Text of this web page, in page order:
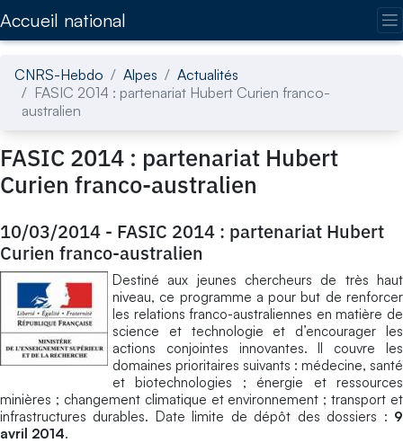
Accueil national
CNRS-Hebdo Alpes
Actualités
FASIC 2014 : partenariat Hubert Curien franco-
australien
FASIC 2014 : partenariat Hubert
Curien franco-australien
10/03/2014 - FASIC 2014 : partenariat Hubert
Curien franco-australien
Destiné aux jeunes chercheurs de très haut
niveau, ce programme a pour but de renforcer
les relations franco-australiennes en matière de
science et technologie et d’encourager les
actions conjointes innovantes. Il couvre les
domaines prioritaires suivants : médecine, santé
et biotechnologies ; énergie et ressources
minières ; changement climatique et environnement ; transport et
infrastructures durables. Date limite de dépôt des dossiers : 9
avril 2014.